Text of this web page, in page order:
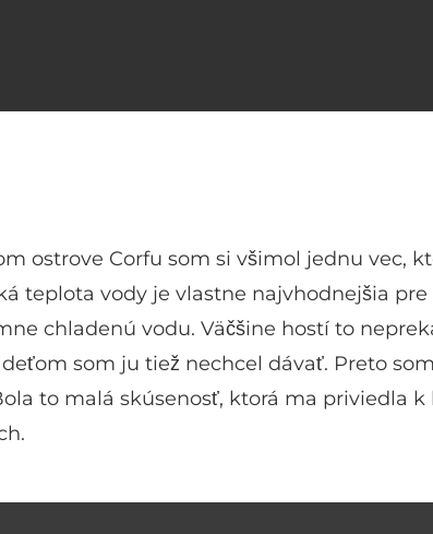
ostrove Corfu som si všimol jednu vec,
teplota vody je vlastne najvhodnejšia
chladenú vodu. Väčšine hostí to
som ju tiež nechcel dávať. Preto
to malá skúsenosť, ktorá ma priviedla